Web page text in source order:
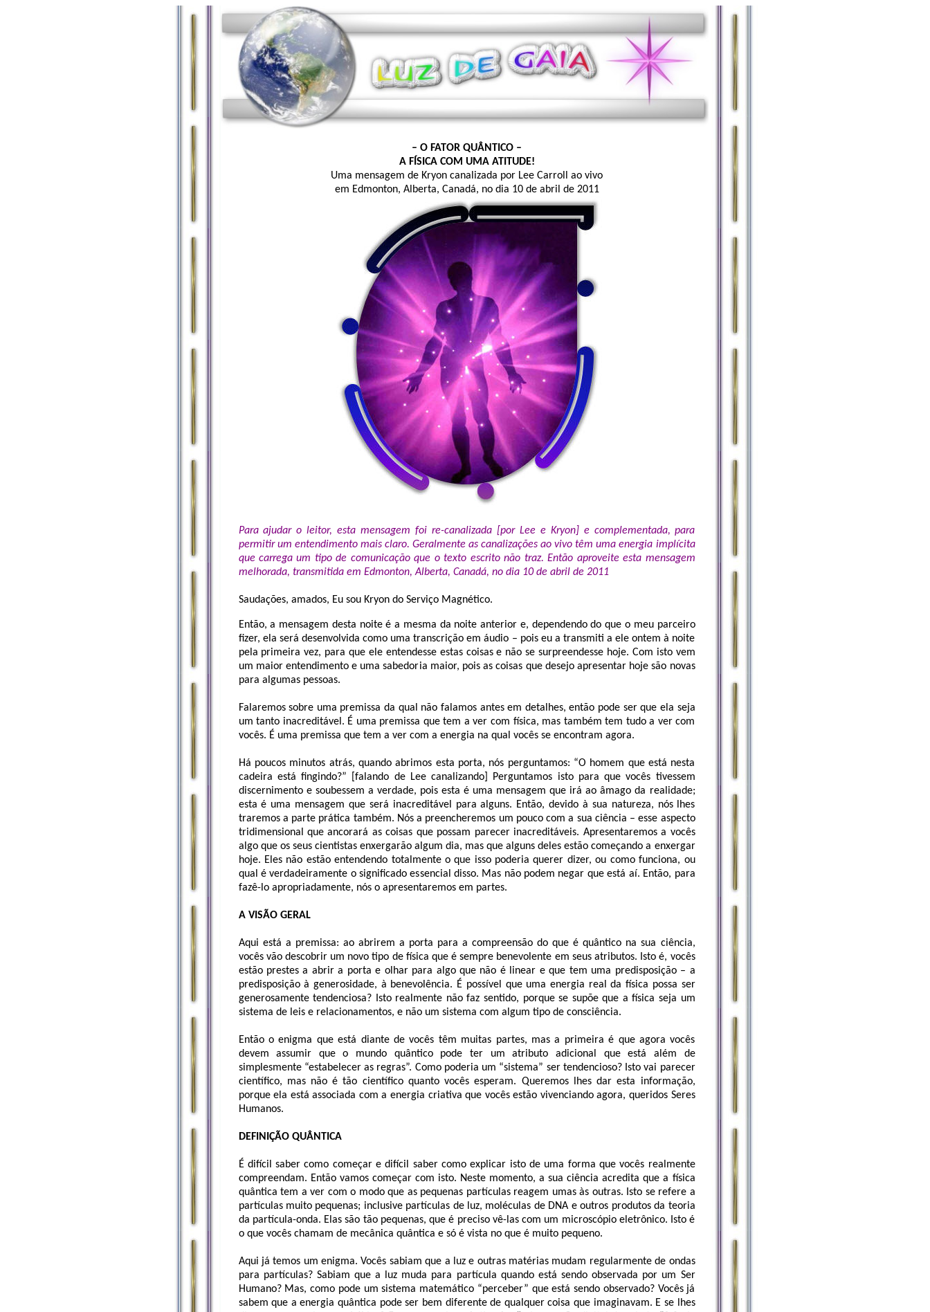
– O FATOR QUÂNTICO –
A FÍSICA COM UMA ATITUDE!
Uma mensagem de Kryon canalizada por Lee Carroll ao vivo
em Edmonton, Alberta, Canadá, no dia 10 de abril de 2011
Para ajudar o leitor, esta mensagem foi re-canalizada [por Lee e Kryon] e complementada, para
permitir um entendimento mais claro. Geralmente as canalizações ao vivo têm uma energia implícita
que carrega um tipo de comunicação que o texto escrito não traz. Então aproveite esta mensagem
melhorada, transmitida em Edmonton, Alberta, Canadá, no dia 10 de abril de 2011
Saudações, amados, Eu sou Kryon do Serviço Magnético.
Então, a mensagem desta noite é a mesma da noite anterior e, dependendo do que o meu parceiro
fizer, ela será desenvolvida como uma transcrição em áudio – pois eu a transmiti a ele ontem à noite
pela primeira vez, para que ele entendesse estas coisas e não se surpreendesse hoje. Com isto vem
um maior entendimento e uma sabedoria maior, pois as coisas que desejo apresentar hoje são novas
para algumas pessoas.
Falaremos sobre uma premissa da qual não falamos antes em detalhes, então pode ser que ela seja
um tanto inacreditável. É uma premissa que tem a ver com física, mas também tem tudo a ver com
vocês. É uma premissa que tem a ver com a energia na qual vocês se encontram agora.
Há poucos minutos atrás, quando abrimos esta porta, nós perguntamos: “O homem que está nesta
cadeira está fingindo?” [falando de Lee canalizando] Perguntamos isto para que vocês tivessem
discernimento e soubessem a verdade, pois esta é uma mensagem que irá ao âmago da realidade;
esta é uma mensagem que será inacreditável para alguns. Então, devido à sua natureza, nós lhes
traremos a parte prática também. Nós a preencheremos um pouco com a sua ciência – esse aspecto
tridimensional que ancorará as coisas que possam parecer inacreditáveis. Apresentaremos a vocês
algo que os seus cientistas enxergarão algum dia, mas que alguns deles estão começando a enxergar
hoje. Eles não estão entendendo totalmente o que isso poderia querer dizer, ou como funciona, ou
qual é verdadeiramente o significado essencial disso. Mas não podem negar que está aí. Então, para
fazê-lo apropriadamente, nós o apresentaremos em partes.
A VISÃO GERAL
Aqui está a premissa: ao abrirem a porta para a compreensão do que é quântico na sua ciência,
vocês vão descobrir um novo tipo de física que é sempre benevolente em seus atributos. Isto é, vocês
estão prestes a abrir a porta e olhar para algo que não é linear e que tem uma predisposição – a
predisposição à generosidade, à benevolência. É possível que uma energia real da física possa ser
generosamente tendenciosa? Isto realmente não faz sentido, porque se supõe que a física seja um
sistema de leis e relacionamentos, e não um sistema com algum tipo de consciência.
Então o enigma que está diante de vocês têm muitas partes, mas a primeira é que agora vocês
devem assumir que o mundo quântico pode ter um atributo adicional que está além de
simplesmente “estabelecer as regras”. Como poderia um “sistema” ser tendencioso? Isto vai parecer
científico, mas não é tão científico quanto vocês esperam. Queremos lhes dar esta informação,
porque ela está associada com a energia criativa que vocês estão vivenciando agora, queridos Seres
Humanos.
DEFINIÇÃO QUÂNTICA
É difícil saber como começar e difícil saber como explicar isto de uma forma que vocês realmente
compreendam. Então vamos começar com isto. Neste momento, a sua ciência acredita que a física
quântica tem a ver com o modo que as pequenas partículas reagem umas às outras. Isto se refere a
partículas muito pequenas; inclusive partículas de luz, moléculas de DNA e outros produtos da teoria
da partícula-onda. Elas são tão pequenas, que é preciso vê-las com um microscópio eletrônico. Isto é
o que vocês chamam de mecânica quântica e só é vista no que é muito pequeno.
Aqui já temos um enigma. Vocês sabiam que a luz e outras matérias mudam regularmente de ondas
para partículas? Sabiam que a luz muda para partícula quando está sendo observada por um Ser
Humano? Mas, como pode um sistema matemático “perceber” que está sendo observado? Vocês já
sabem que a energia quântica pode ser bem diferente de qualquer coisa que imaginavam. E se lhes